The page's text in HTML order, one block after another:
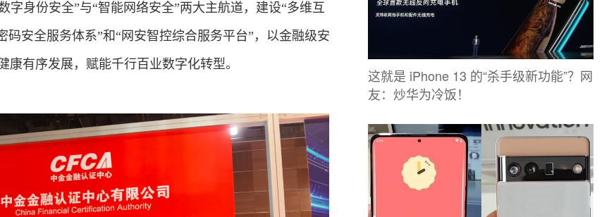
字身份安全”与“智能网络安全”两大主航道，建设“多维互
码安全服务体系”和“网安智控综合服务平台”，以金融级安
康有序发展，赋能千行百业数字化转型。
这就是 iPhone 13 的“杀手级新功能”？网
友：炒华为冷饭！